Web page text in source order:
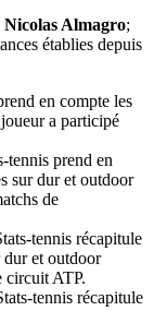
Nicolas Almagro;
établies depuis
en compte les
a participé
tennis prend en
sur dur et outdoor
de
tennis récapitule
dur et outdoor
circuit ATP.
tennis récapitule